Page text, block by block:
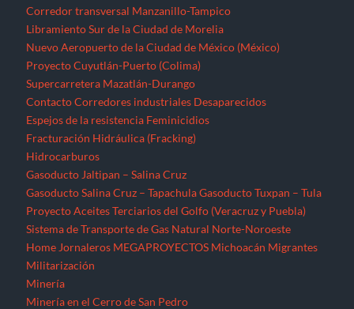
Corredor transversal Manzanillo-Tampico
Libramiento Sur de la Ciudad de Morelia
Nuevo Aeropuerto de la Ciudad de México (México)
Proyecto Cuyutlán-Puerto (Colima)
Supercarretera Mazatlán-Durango
Contacto Corredores industriales Desaparecidos
Espejos de la resistencia Feminicidios
Fracturación Hidráulica (Fracking)
Hidrocarburos
Gasoducto Jaltipan – Salina Cruz
Gasoducto Salina Cruz – Tapachula Gasoducto Tuxpan – Tula
Proyecto Aceites Terciarios del Golfo (Veracruz y Puebla)
Sistema de Transporte de Gas Natural Norte-Noroeste
Home Jornaleros MEGAPROYECTOS Michoacán Migrantes
Militarización
Minería
Minería en el Cerro de San Pedro